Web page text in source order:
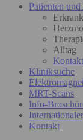
Patienten
Alltag
Kontakt
Kliniksuche
MRT-Scans
Info-
Kontakt